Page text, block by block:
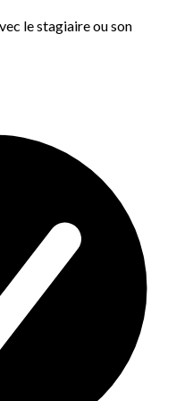
le stagiaire ou son